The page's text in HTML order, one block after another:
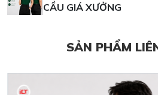
CẦU GIÁ XƯỞNG
SẢN PHẨM